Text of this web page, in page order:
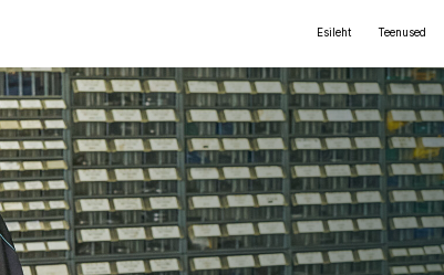
Esileht Teenused